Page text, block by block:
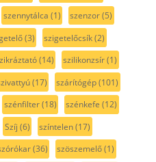
szennytálca (1) szenzor(5)
(3) szigetelőcsík(2)
(14) szilikonzsír(1)
(17) szárítógép(101)
szénfilter(18) szénkefe (12)
Szíj (6) színtelen(17)
(36) szöszemelő(1)